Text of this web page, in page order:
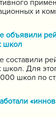
и
в интернете
по каждому
объявили
школ
составили
Для
школ по
при